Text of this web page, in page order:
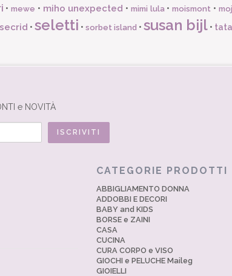
•mewe • miho unexpected • mimi lula •moismont •
secrid • seletti • sorbet island • susan bijl •
e NOVITÀ
CATEGORIE PRODOTTI
ABBIGLIAMENTO DONNA
ADDOBBI E DECORI
BABY and KIDS
BORSE e ZAINI
CASA
CUCINA
CURA CORPO e VISO
GIOCHI e PELUCHE Maileg
GIOIELLI